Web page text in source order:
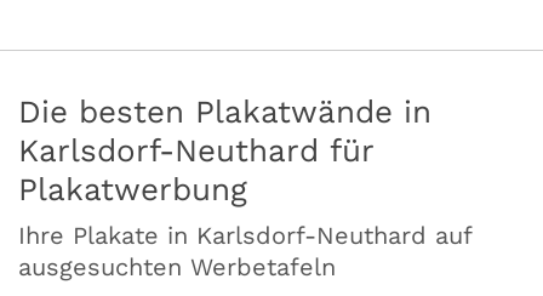
Die besten Plakatwände in
Karlsdorf-Neuthard für
Plakatwerbung
Ihre Plakate in Karlsdorf-Neuthard auf
ausgesuchten Werbetafeln